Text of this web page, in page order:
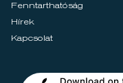
Fenntarthatóság
Hírek
Kapcsolat